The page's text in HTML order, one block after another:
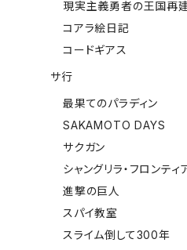
現実主義勇者の王国再
コアラ絵日記
コードギアス
サ行
最果てのパラディン
SAKAMOTO DAYS
サクガン
シャングリラ・フロンティ
進撃の巨人
スパイ教室
スライム倒して300年